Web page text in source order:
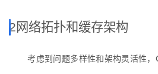
2网络拓扑和缓存架构
考虑到问题多样性和架构灵活性，